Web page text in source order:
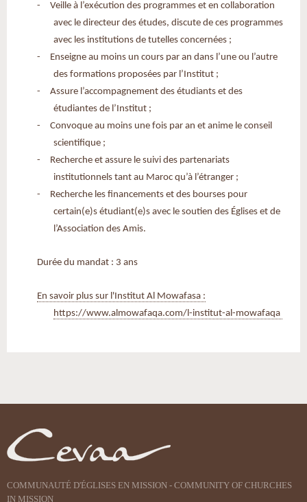
-
Veille à l’exécution des programmes et en collaboration
avec le directeur des études, discute de ces programmes
avec les institutions de tutelles concernées ;
-
Enseigne au moins un cours par an dans l’une ou l’autre
des formations proposées par l’Institut ;
-
Assure l’accompagnement des étudiants et des
étudiantes de l’Institut ;
-
Convoque au moins une fois par an et anime le conseil
scientifique ;
-
Recherche et assure le suivi des partenariats
institutionnels tant au Maroc qu’à l’étranger ;
-
Recherche les financements et des bourses pour
certain(e)s étudiant(e)s avec le soutien des Églises et de
l’Association des Amis.
Durée du mandat : 3 ans
En savoir plus sur l'Institut Al Mowafasa :
https://www.almowafaqa.com/l-institut-al-mowafaqa
document
COMMUNAUTÉ D'ÉGLISES EN MISSION - COMMUNITY OF CHURCHES
IN MISSION